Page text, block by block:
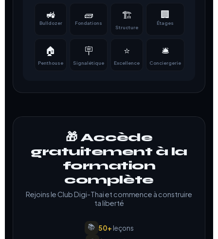
🚜
Bulldozer
🧱
Fondations
🏗️
Structure
🏢
Étages
🏠
Penthouse
🪧
Signalétique
⭐
Excellence
🛎️
Conciergerie
🎁 Accède
gratuitement à la
formation
complète
Rejoins le Club Digi-Thai et commence à construire
ta liberté
📚 50+ leçons